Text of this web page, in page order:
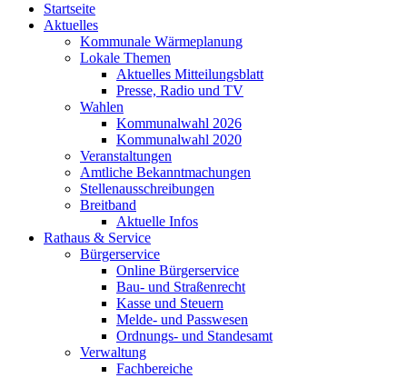
Startseite
Aktuelles
Kommunale Wärmeplanung
Lokale Themen
Aktuelles Mitteilungsblatt
Presse, Radio und TV
Wahlen
Kommunalwahl 2026
Kommunalwahl 2020
Veranstaltungen
Amtliche Bekanntmachungen
Stellenausschreibungen
Breitband
Aktuelle Infos
Rathaus & Service
Bürgerservice
Online Bürgerservice
Bau- und Straßenrecht
Kasse und Steuern
Melde- und Passwesen
Ordnungs- und Standesamt
Verwaltung
Fachbereiche